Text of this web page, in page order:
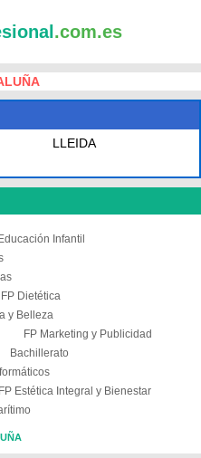
.com.es
LLEIDA
Infantil
FP Dietética
y Belleza
FP Marketing y Publicidad
Bachillerato
FP Estética Integral y Bienestar